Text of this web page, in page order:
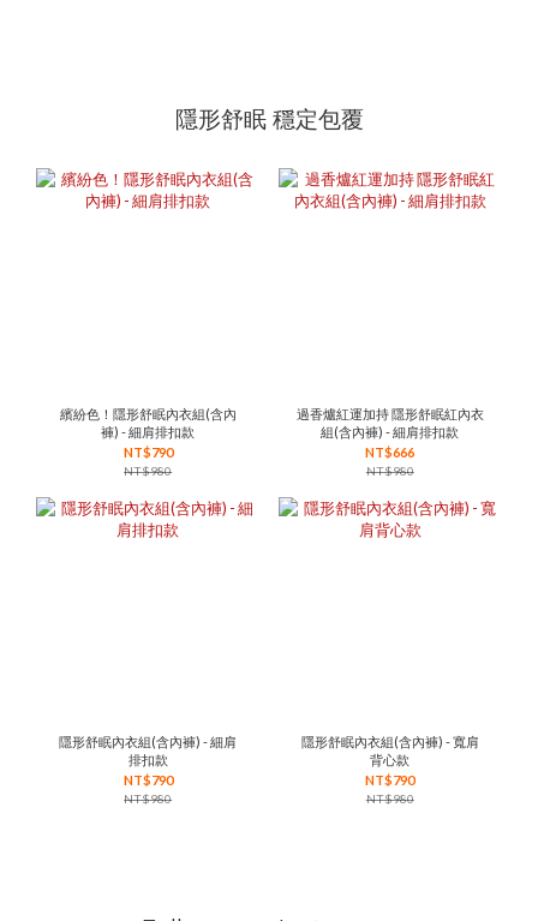
隱形舒眠 穩定包覆
繽紛色！隱形舒眠內衣組(含內
褲) - 細肩排扣款
NT$790
NT$980
過香爐紅運加持 隱形舒眠紅內衣
組(含內褲) - 細肩排扣款
NT$666
NT$980
隱形舒眠內衣組(含內褲) - 細肩
排扣款
NT$790
NT$980
隱形舒眠內衣組(含內褲) - 寬肩
背心款
NT$790
NT$980